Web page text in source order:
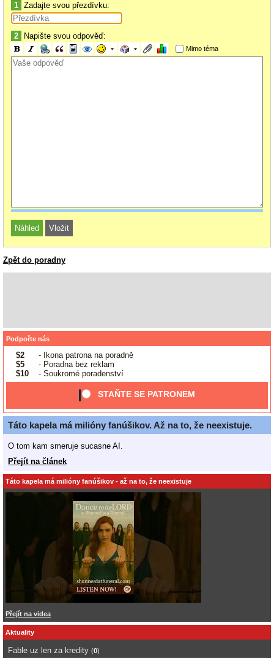
1 Zadajte svou přezdívku:
2 Napište svou odpověď:
Mimo téma
Zpět do poradny
Podpořte nás
$2
- Ikona patrona na poradně
$5
- Poradna bez reklam
$10
- Soukromé poradenství
STAŇTE SE PATRONEM
Táto kapela má milióny fanúšikov. Až na to, že neexistuje.
O tom kam smeruje sucasne AI.
Přejít na článek
Táto kapela má milióny fanúšikov - až na to, že neexistuje
Přejít na videa
Aktuality
Fable uz len za kredity (0)